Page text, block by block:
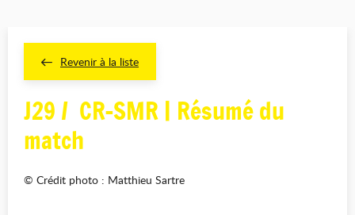
Revenir à la liste
J29 / CR-SMR | Résumé du
match
© Crédit photo : Matthieu Sartre